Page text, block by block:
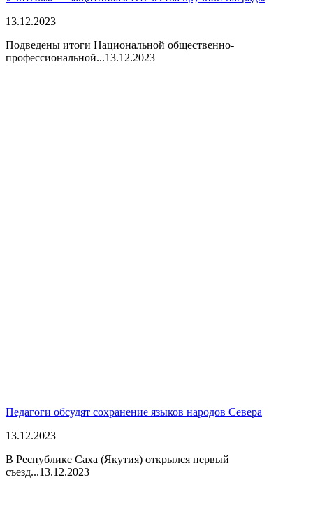
13.12.2023
Подведены итоги Национальной общественно-
профессиональной...13.12.2023
Педагоги обсудят сохранение языков народов Севера
13.12.2023
В Республике Саха (Якутия) открылся первый
съезд...13.12.2023